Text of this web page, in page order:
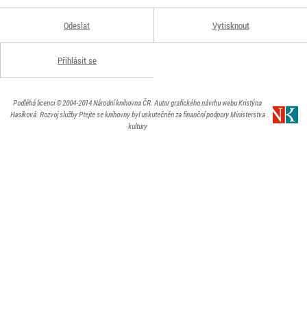
Odeslat Vytisknout
Přihlásit se
Podléhá licenci© 2004-2014Národní knihovna ČR. Autor grafického návrhu webu Kristýna
Hasíková. Rozvoj služby Ptejte se knihovny byl uskutečněn za finanční podpory Ministerstva
kultury